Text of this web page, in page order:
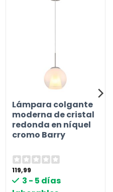
Lámpara colgante
moderna de cristal
redonda en níquel
cromo Barry
119,99
3 - 5 días